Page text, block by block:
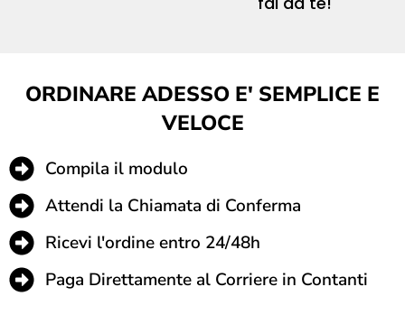
ORDINARE ADESSO E' SEMPLICE E
VELOCE
Compila il modulo
Attendi la Chiamata di Conferma
Ricevi l'ordine entro 24/48h
Paga Direttamente al Corriere in Contanti